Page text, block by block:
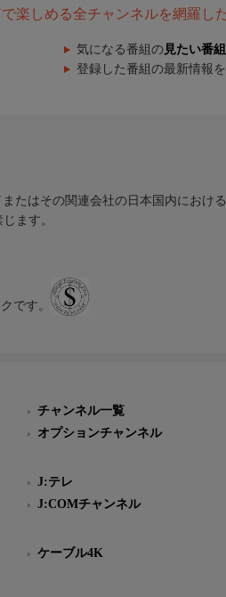
楽しめる全チャンネルを網羅し
気になる番組の 見たい番組
登録した番組の最新情報
たはその関連会社の日本国内におけ
ます。
です。
チャンネル一覧
オプションチャンネル
J:テレ
J:COMチャンネル
ケーブル4K